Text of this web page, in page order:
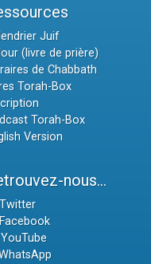
Juif
(livre de prière)
de Chabbath
Torah-Box
Torah-Box
Version
nous...
Twitter
YouTube